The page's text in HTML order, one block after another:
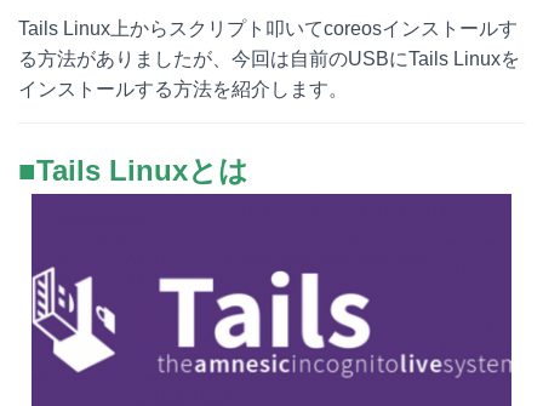
Tails Linux上からスクリプト叩いてcoreosインストールす
る方法がありましたが、今回は自前のUSBにTails Linuxを
インストールする方法を紹介します。
■Tails Linuxとは